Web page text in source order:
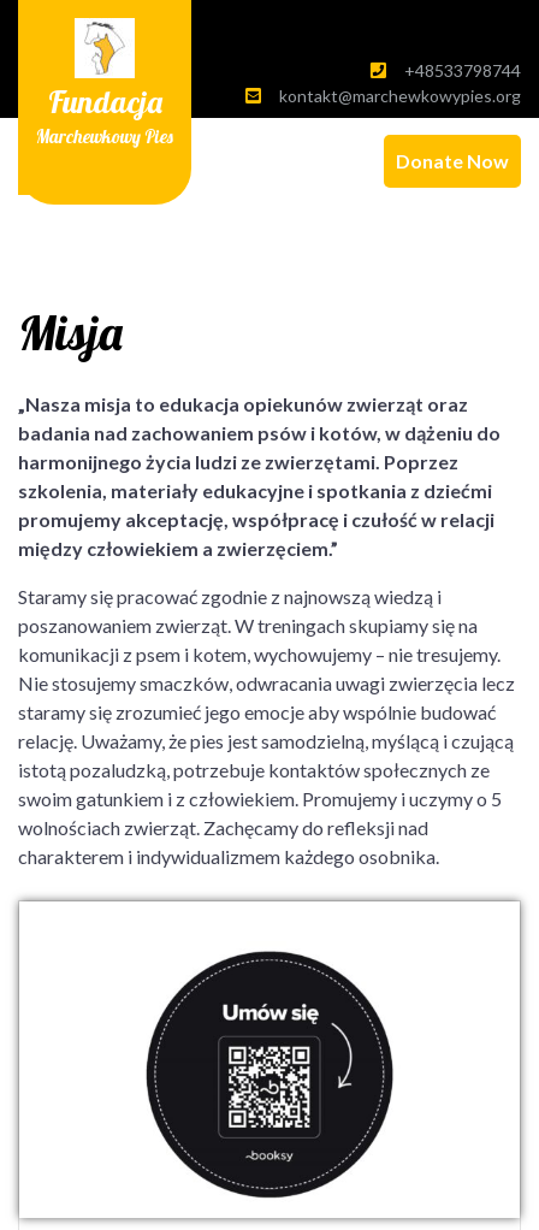
Fundacja
Marchewkowy Pies
+48533798744
kontakt@marchewkowypies.org
Donate Now
Misja
„Nasza misja to edukacja opiekunów zwierząt oraz
badania nad zachowaniem psów i kotów, w dążeniu do
harmonijnego życia ludzi ze zwierzętami. Poprzez
szkolenia, materiały edukacyjne i spotkania z dziećmi
promujemy akceptację, współpracę i czułość w relacji
między człowiekiem a zwierzęciem.”
Staramy się pracować zgodnie z najnowszą wiedzą i
poszanowaniem zwierząt. W treningach skupiamy się na
komunikacji z psem i kotem, wychowujemy – nie tresujemy.
Nie stosujemy smaczków, odwracania uwagi zwierzęcia lecz
staramy się zrozumieć jego emocje aby wspólnie budować
relację. Uważamy, że pies jest samodzielną, myślącą i czującą
istotą pozaludzką, potrzebuje kontaktów społecznych ze
swoim gatunkiem i z człowiekiem. Promujemy i uczymy o 5
wolnościach zwierząt. Zachęcamy do refleksji nad
charakterem i indywidualizmem każdego osobnika.